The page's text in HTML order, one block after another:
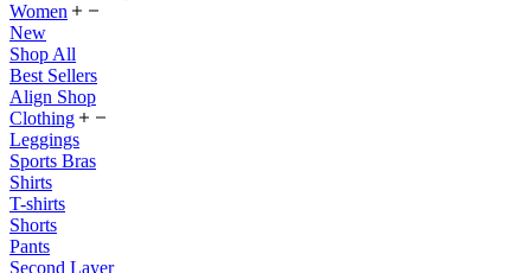
Women
New
Shop All
Best Sellers
Align Shop
Clothing
Leggings
Sports Bras
Shirts
T-shirts
Shorts
Pants
Second Layer